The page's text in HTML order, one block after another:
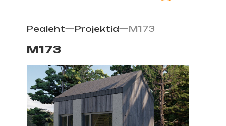
Pealeht—Projektid—M173
M173